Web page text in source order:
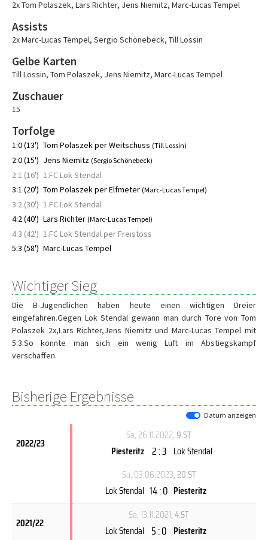
2x Tom Polaszek, Lars Richter, Jens Niemitz, Marc-Lucas Tempel
Assists
2x Marc-Lucas Tempel, Sergio Schönebeck, Till Lossin
Gelbe Karten
Till Lossin, Tom Polaszek, Jens Niemitz, Marc-Lucas Tempel
Zuschauer
15
Torfolge
1:0 (13') Tom Polaszek per Weitschuss (Till Lossin)
2:0 (15') Jens Niemitz (Sergio Schönebeck)
2:1 (16') 1.FC Lok Stendal
3:1 (20') Tom Polaszek per Elfmeter (Marc-Lucas Tempel)
3:2 (30') 1.FC Lok Stendal
4:2 (40') Lars Richter (Marc-Lucas Tempel)
4:3 (42') 1.FC Lok Stendal per Freistoss
5:3 (58') Marc-Lucas Tempel
Wichtiger Sieg
Die B-Jugendlichen haben heute einen wichtigen Dreier
eingefahren.Gegen Lok Stendal gewann man durch Tore von Tom
Polaszek 2x,Lars Richter,Jens Niemitz und Marc-Lucas Tempel mit
5:3.So konnte man sich ein wenig Luft im Abstiegskampf
verschaffen.
Bisherige Ergebnisse
Datum anzeigen
2022/23
Sa, 26.11.2022, 9.ST
Piesteritz 2 : 3 Lok Stendal
Sa, 03.06.2023, 20.ST
Lok Stendal 14 : 0 Piesteritz
2021/22
Sa, 13.11.2021, 4.ST
Lok Stendal 5 : 0 Piesteritz